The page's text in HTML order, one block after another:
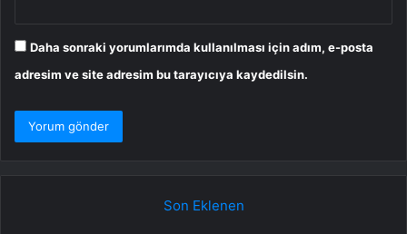
Daha sonraki yorumlarımda kullanılması için adım, e-posta
adresim ve site adresim bu tarayıcıya kaydedilsin.
Son Eklenen